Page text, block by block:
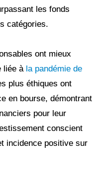
les fonds
catégories.
ont mieux
liée à la pandémie de
plus éthiques ont
en bourse, démontrant
pour leur
conscient
incidence positive sur